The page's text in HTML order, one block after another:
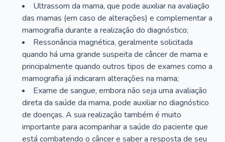
Ultrassom da mama, que pode auxiliar na avaliação
das mamas (em caso de alterações) e complementar a
mamografia durante a realização do diagnóstico;
Ressonância magnética, geralmente solicitada
quando há uma grande suspeita de câncer de mama e
principalmente quando outros tipos de exames como a
mamografia já indicaram alterações na mama;
Exame de sangue, embora não seja uma avaliação
direta da saúde da mama, pode auxiliar no diagnóstico
de doenças. A sua realização também é muito
importante para acompanhar a saúde do paciente que
está combatendo o câncer e saber a resposta de seu